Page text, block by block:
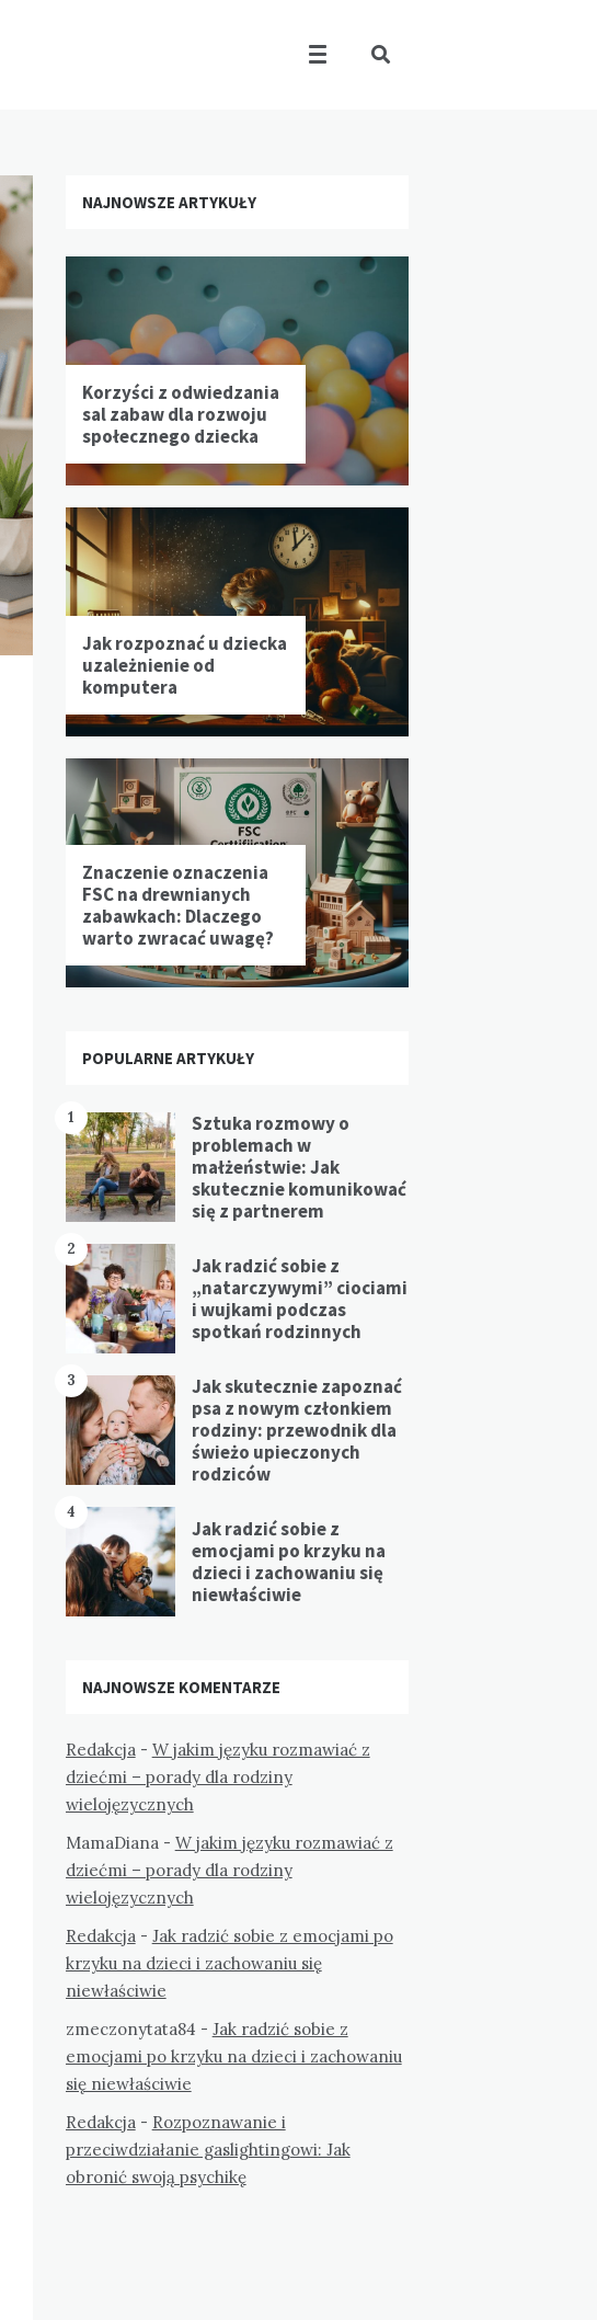
NAJNOWSZE ARTYKUŁY
Korzyści z odwiedzania
sal zabaw dla rozwoju
społecznego dziecka
Jak rozpoznać u dziecka
uzależnienie od
komputera
Znaczenie oznaczenia
FSC na drewnianych
zabawkach: Dlaczego
warto zwracać uwagę?
POPULARNE ARTYKUŁY
1
Sztuka rozmowy o
problemach w
małżeństwie: Jak
skutecznie komunikować
się z partnerem
2
Jak radzić sobie z
„natarczywymi” ciociami
i wujkami podczas
spotkań rodzinnych
3
Jak skutecznie zapoznać
psa z nowym członkiem
rodziny: przewodnik dla
świeżo upieczonych
rodziców
4
Jak radzić sobie z
emocjami po krzyku na
dzieci i zachowaniu się
niewłaściwie
NAJNOWSZE KOMENTARZE
Redakcja - W jakim języku rozmawiać z
dziećmi – porady dla rodziny
wielojęzycznych
MamaDiana - W jakim języku rozmawiać z
dziećmi – porady dla rodziny
wielojęzycznych
Redakcja - Jak radzić sobie z emocjami po
krzyku na dzieci i zachowaniu się
niewłaściwie
zmeczonytata84 - Jak radzić sobie z
emocjami po krzyku na dzieci i zachowaniu
się niewłaściwie
Redakcja - Rozpoznawanie i
przeciwdziałanie gaslightingowi: Jak
obronić swoją psychikę